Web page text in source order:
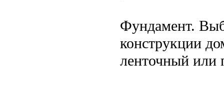
Фундамент.
конструкции
ленточный или